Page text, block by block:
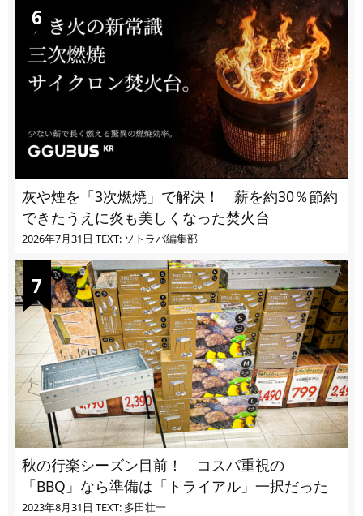
灰や煙を「3次燃焼」で解決！ 薪を約30％節約
できたうえに炎も美しくなった焚火台
2026年7月31日 TEXT: ソトラバ編集部
秋の行楽シーズン目前！ コスパ重視の
「BBQ」なら準備は「トライアル」一択だった
2023年8月31日 TEXT: 多田壮一